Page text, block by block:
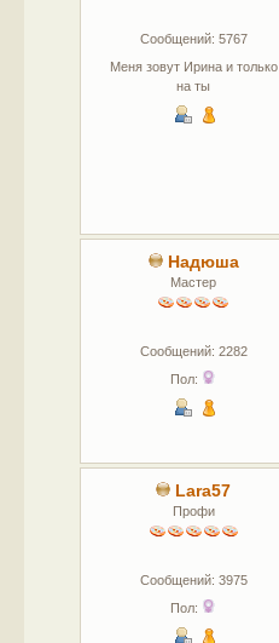
Сообщений: 5767
Меня зовут Ирина и только
на ты
Надюша
Мастер
Сообщений: 2282
Пол:
Lara57
Профи
Сообщений: 3975
Пол: